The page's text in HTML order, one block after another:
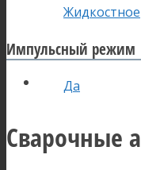
Жидкостное
Импульсный режим
Да
Сварочные